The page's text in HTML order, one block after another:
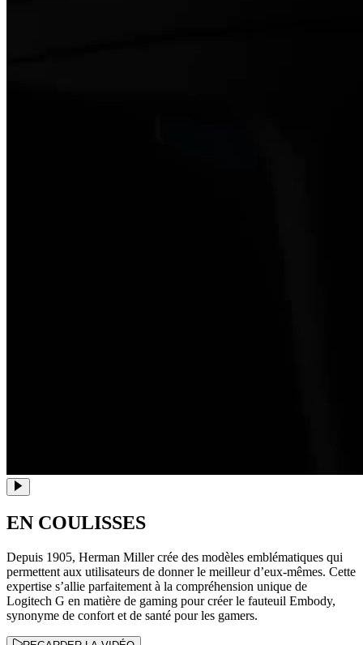
EN COULISSES
Depuis 1905, Herman Miller crée des modèles emblématiques qui
permettent aux utilisateurs de donner le meilleur d’eux-mêmes. Cette
expertise s’allie parfaitement à la compréhension unique de
Logitech G en matière de gaming pour créer le fauteuil Embody,
synonyme de confort et de santé pour les gamers.